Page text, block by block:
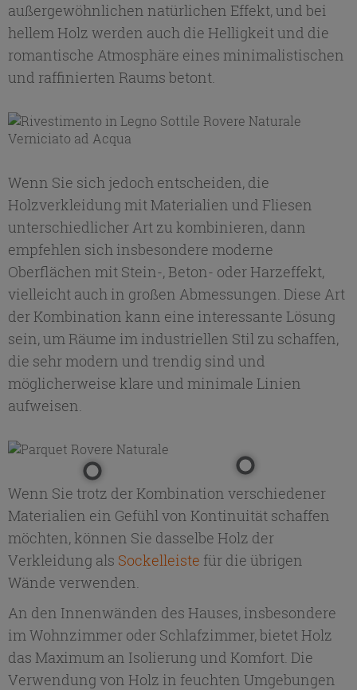
außergewöhnlichen natürlichen Effekt, und bei
hellem Holz werden auch die Helligkeit und die
romantische Atmosphäre eines minimalistischen
und raffinierten Raums betont.
Wenn Sie sich jedoch entscheiden, die
Holzverkleidung mit Materialien und Fliesen
unterschiedlicher Art zu kombinieren, dann
empfehlen sich insbesondere moderne
Oberflächen mit Stein-, Beton- oder Harzeffekt,
vielleicht auch in großen Abmessungen. Diese Art
der Kombination kann eine interessante Lösung
sein, um Räume im industriellen Stil zu schaffen,
die sehr modern und trendig sind und
möglicherweise klare und minimale Linien
aufweisen.
Wenn Sie trotz der Kombination verschiedener
Materialien ein Gefühl von Kontinuität schaffen
möchten, können Sie dasselbe Holz der
Verkleidung als Sockelleiste für die übrigen
Wände verwenden.
An den Innenwänden des Hauses, insbesondere
im Wohnzimmer oder Schlafzimmer, bietet Holz
das Maximum an Isolierung und Komfort. Die
Verwendung von Holz in feuchten Umgebungen